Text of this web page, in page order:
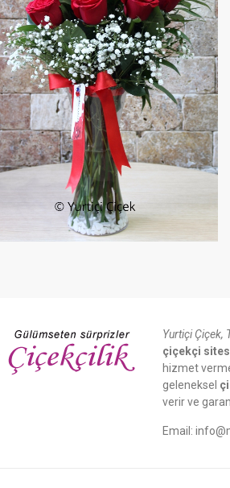
Yurtiçi Çiçek,
çiçekçi
hizmet
geleneksel
verir ve
Email: